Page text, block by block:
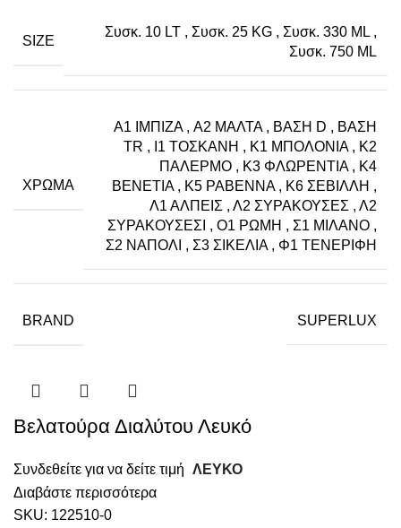
SIZE
Συσκ. 10 LT , Συσκ. 25 KG , Συσκ. 330 ML ,
Συσκ. 750 ML
ΧΡΏΜΑ
A1 ΙΜΠΙΖΑ , A2 ΜΑΛΤΑ , ΒΑΣΗ D , ΒΑΣΗ
TR , Ι1 ΤΟΣΚΑΝΗ , Κ1 ΜΠΟΛΟΝΙΑ , Κ2
ΠΑΛΕΡΜΟ , Κ3 ΦΛΩΡΕΝΤΙΑ , Κ4
ΒΕΝΕΤΙΑ , Κ5 ΡΑΒΕΝΝΑ , Κ6 ΣΕΒΙΛΛΗ ,
Λ1 ΑΛΠΕΙΣ , Λ2 ΣΥΡΑΚΟΥΣΕΣ , Λ2
ΣΥΡΑΚΟΥΣΕΣΙ , Ο1 ΡΩΜΗ , Σ1 ΜΙΛΑΝΟ ,
Σ2 ΝΑΠΟΛΙ , Σ3 ΣΙΚΕΛΙΑ , Φ1 ΤΕΝΕΡΙΦΗ
BRAND SUPERLUX
Βελατούρα Διαλύτου Λευκό
Συνδεθείτε για να δείτε τιμή ΛΕΥΚΟ
Διαβάστε περισσότερα
SKU: 122510-0